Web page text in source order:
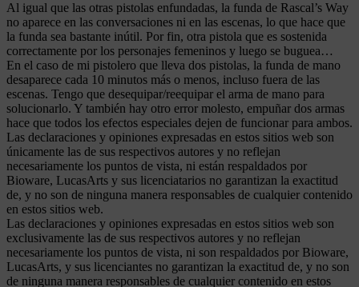
Al igual que las otras pistolas enfundadas, la funda de Rascal’s Way
no aparece en las conversaciones ni en las escenas, lo que hace que
la funda sea bastante inútil. Por fin, otra pistola que es sostenida
correctamente por los personajes femeninos y luego se buguea…
En el caso de mi pistolero que lleva dos pistolas, la funda de mano
desaparece cada 10 minutos más o menos, incluso fuera de las
escenas. Tengo que desequipar/reequipar el arma de mano para
solucionarlo. Y también hay otro error molesto, empuñar dos armas
hace que todos los efectos especiales dejen de funcionar para ambos.
Las declaraciones y opiniones expresadas en estos sitios web son
únicamente las de sus respectivos autores y no reflejan
necesariamente los puntos de vista, ni están respaldados por
Bioware, LucasArts y sus licenciatarios no garantizan la exactitud
de, y no son de ninguna manera responsables de cualquier contenido
en estos sitios web.
Las declaraciones y opiniones expresadas en estos sitios web son
exclusivamente las de sus respectivos autores y no reflejan
necesariamente los puntos de vista, ni son respaldados por Bioware,
LucasArts, y sus licenciantes no garantizan la exactitud de, y no son
de ninguna manera responsables de cualquier contenido en estos